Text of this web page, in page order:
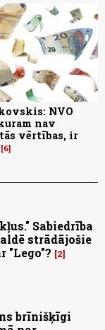
NVO
nav
vērtības, ir
6
Sabiedrība
strādājošie
"Lego"?
2
brīnišķīgi